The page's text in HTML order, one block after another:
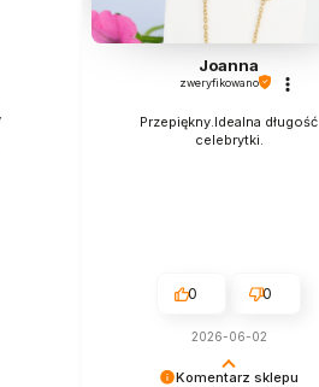
Komentarz sklepu
Joanna
zweryfikowano
Przepiękny.Idealna długość
celebrytki.
0 0
2026-06-02